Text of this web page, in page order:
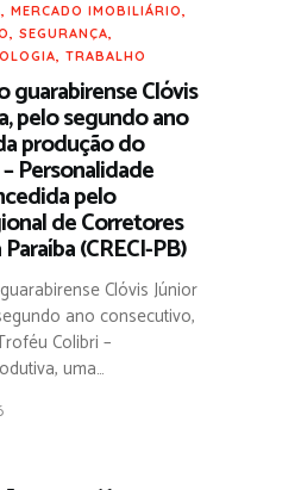
, MERCADO IMOBILIÁRIO,
, SEGURANÇA,
, TRABALHO
guarabirense Clóvis
pelo segundo ano
produção do
Personalidade
pelo
de Corretores
(CRECI-PB)
Clóvis Júnior
ano consecutivo,
Colibri –
uma…